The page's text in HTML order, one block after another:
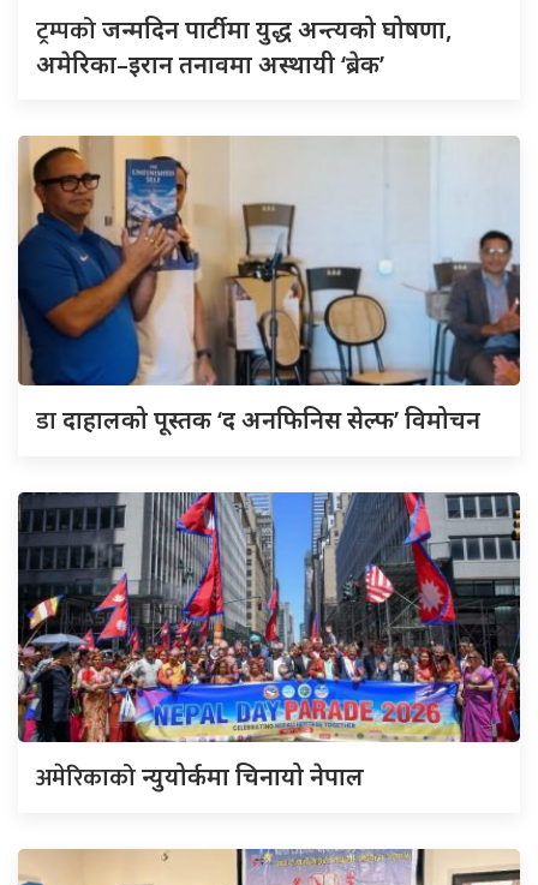
ट्रम्पकोजन्मदिन पार्टीमा युद्ध अन्त्यको घोषणा,
अमेरिका–इरान तनावमा अस्थायी ‘ब्रेक’
डादाहालको पूस्तक ‘द अनफिनिस सेल्फ’ विमोचन
अमेरिकाकोन्युयोर्कमा चिनायो नेपाल